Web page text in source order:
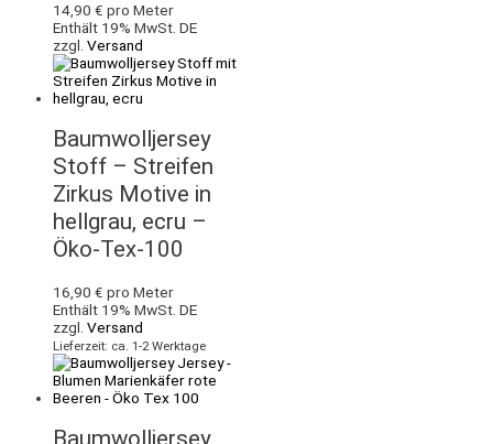
14,90 € pro Meter
Enthält 19% MwSt. DE
zzgl. Versand
Baumwolljersey
Stoff – Streifen
Zirkus Motive in
hellgrau, ecru –
Öko-Tex-100
16,90 € pro Meter
Enthält 19% MwSt. DE
zzgl. Versand
Lieferzeit: ca. 1-2 Werktage
Baumwolljersey